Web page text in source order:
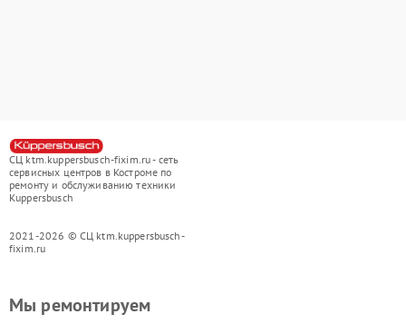
СЦ ktm.kuppersbusch-fixim.ru - сеть
сервисных центров в Костроме по
ремонту и обслуживанию техники
Kuppersbusch
2021-2026 © СЦ ktm.kuppersbusch-
fixim.ru
Мы ремонтируем